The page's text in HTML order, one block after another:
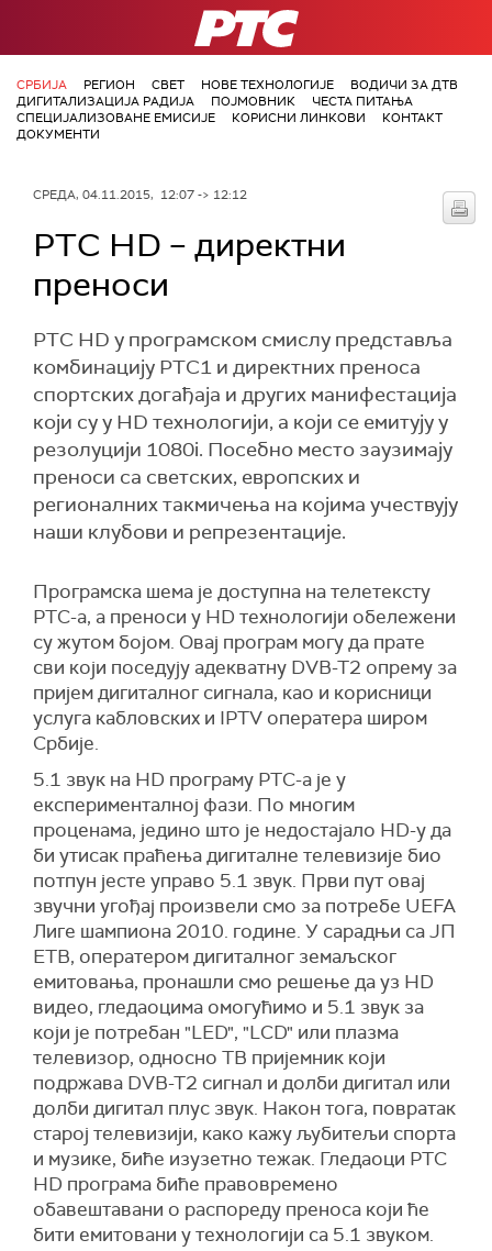
РТС
СРБИЈА РЕГИОН СВЕТ НОВЕ ТЕХНОЛОГИЈЕ
ВОДИЧИ ЗА ДТВ
ДИГИТАЛИЗАЦИЈА РАДИЈА
ПОЈМОВНИК
ЧЕСТА ПИТАЊА
СПЕЦИЈАЛИЗОВАНЕ ЕМИСИЈЕ
КОРИСНИ ЛИНКОВИ
КОНТАКТ
ДОКУМЕНТИ
СРЕДА, 04.11.2015, 12:07 -> 12:12
РТС HD – директни
преноси
РТС HD у програмском смислу представља
комбинацију РТС1 и директних преноса
спортских догађаја и других манифестација
који су у HD технологији, a који се емитују у
резолуцији 1080i. Посебно место заузимају
преноси са светских, европских и
регионалних такмичења на којима учествују
наши клубови и репрезентације.
Програмска шема је доступна на телетексту
РТС-а, а преноси у HD технологији обележени
су жутом бојом. Овај програм могу да прате
сви који поседују адекватну DVB-T2 опрему за
пријем дигиталног сигнала, као и корисници
услуга кабловских и IPTV оператера широм
Србије.
5.1 звук на HD програму РТС-а је у
експерименталној фази. По многим
проценама, једино што је недостајало HD-у да
би утисак праћења дигиталне телевизије био
потпун јесте управо 5.1 звук. Први пут овај
звучни угођај произвели смо за потребе UEFA
Лиге шампиона 2010. године. У сарадњи са ЈП
ЕТВ, оператером дигиталног земаљског
емитовања, пронашли смо решење да уз HD
видео, гледаоцима омогућимо и 5.1 звук за
који је потребан "LED", "LCD" или плазма
телевизор, односно ТВ пријемник који
подржава DVB-T2 сигнал и долби дигитал или
долби дигитал плус звук. Након тога, повратак
старој телевизији, како кажу љубитељи спорта
и музике, биће изузетно тежак. Гледаоци РТС
HD програма биће правовремено
обавештавани о распореду преноса који ће
бити емитовани у технологији са 5.1 звуком.